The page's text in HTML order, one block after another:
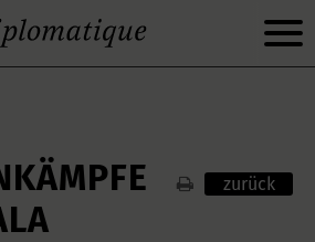
I
zurück